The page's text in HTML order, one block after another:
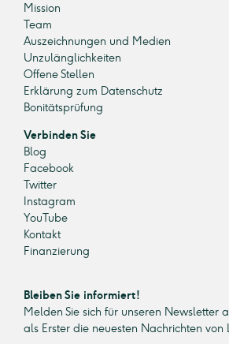
Mission
Team
Auszeichnungen und Medien
Unzulänglichkeiten
Offene Stellen
Erklärung zum Datenschutz
Bonitätsprüfung
Verbinden Sie
Blog
Facebook
Twitter
Instagram
YouTube
Kontakt
Finanzierung
Bleiben Sie informiert!
Melden Sie sich für unseren Newsletter
als Erster die neuesten Nachrichten von